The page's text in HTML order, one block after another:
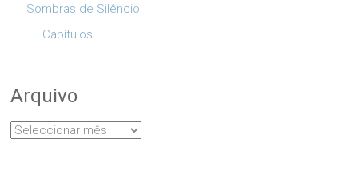
Sombras de Silêncio
Capítulos
Arquivo
Arquivo